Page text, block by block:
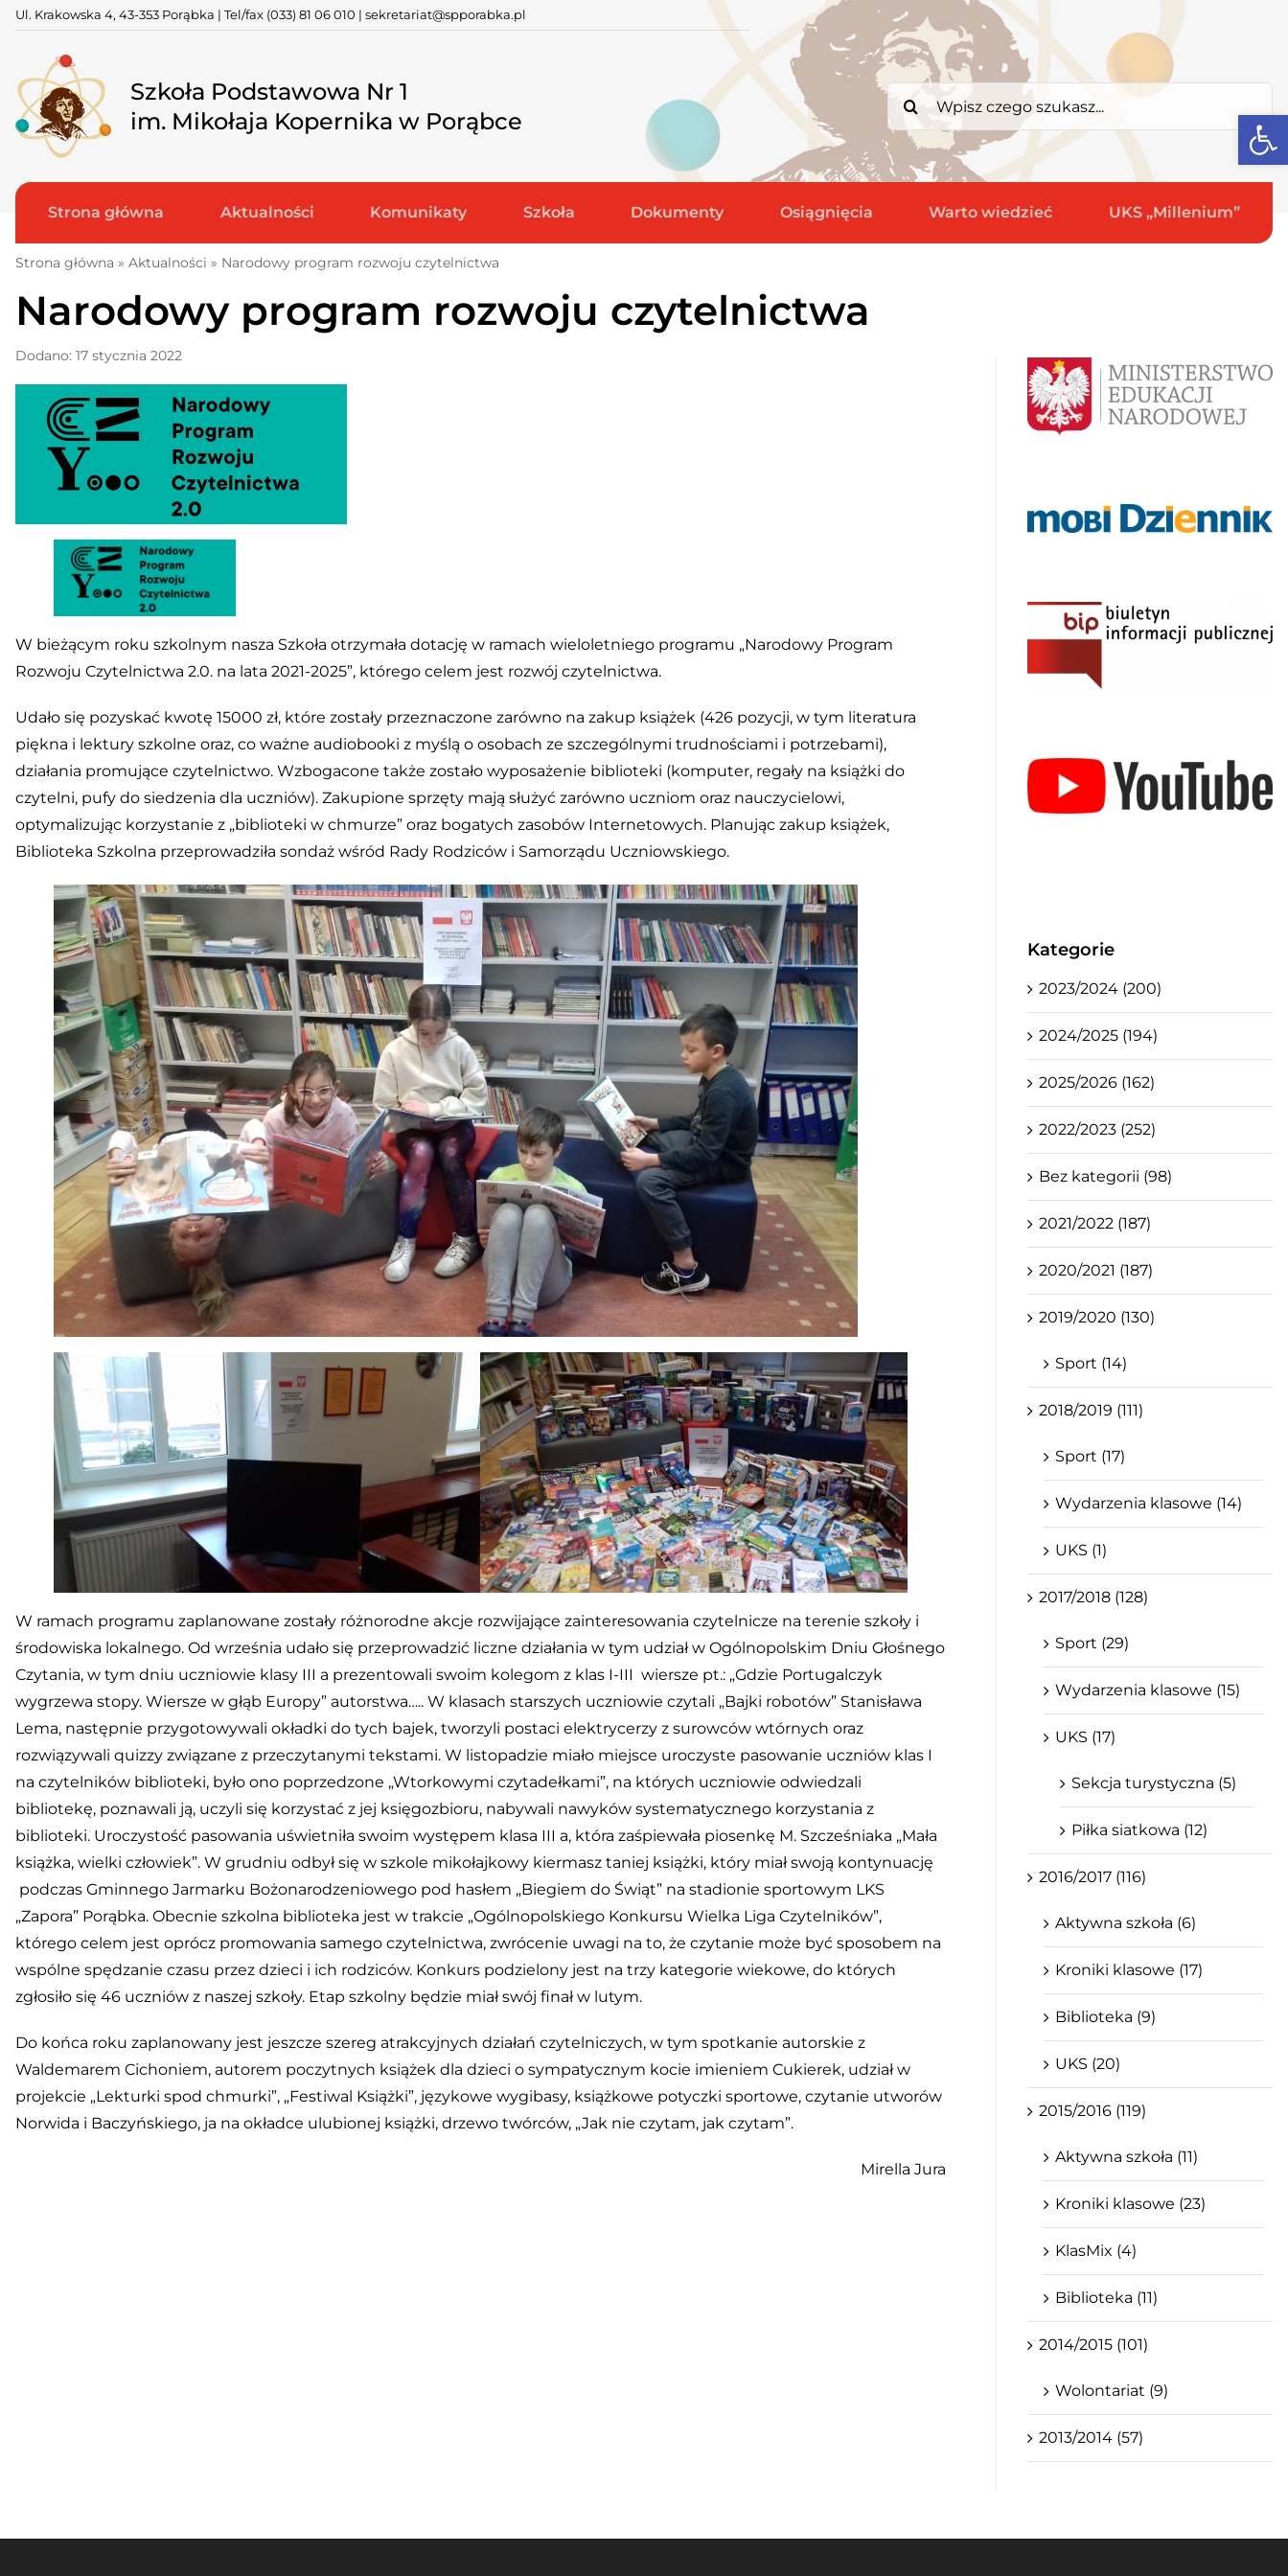
Skip
content
Ul. Krakowska 4, 43-353 Porąbka | Tel/fax (033) 81 06 010 | sekretariat@spporabka.pl
Szkoła Podstawowa Nr 1
im. Mikołaja Kopernika w Porąbce
Search
Strona główna Aktualności Komunikaty Szkoła Dokumenty Osiągnięcia Warto wiedzieć UKS „Millenium”
Strona główna » Aktualności » Narodowy program rozwoju czytelnictwa
Narodowy program rozwoju czytelnictwa
Dodano: 17 stycznia 2022
W bieżącym roku szkolnym nasza Szkoła otrzymała dotację w ramach wieloletniego programu „Narodowy Program
Rozwoju Czytelnictwa 2.0. na lata 2021-2025”, którego celem jest rozwój czytelnictwa.
Udało się pozyskać kwotę 15000 zł, które zostały przeznaczone zarówno na zakup książek (426 pozycji, w tym literatura
piękna i lektury szkolne oraz, co ważne audiobooki z myślą o osobach ze szczególnymi trudnościami i potrzebami),
działania promujące czytelnictwo. Wzbogacone także zostało wyposażenie biblioteki (komputer, regały na książki do
czytelni, pufy do siedzenia dla uczniów). Zakupione sprzęty mają służyć zarówno uczniom oraz nauczycielowi,
optymalizując korzystanie z „biblioteki w chmurze” oraz bogatych zasobów Internetowych. Planując zakup książek,
Biblioteka Szkolna przeprowadziła sondaż wśród Rady Rodziców i Samorządu Uczniowskiego.
W ramach programu zaplanowane zostały różnorodne akcje rozwijające zainteresowania czytelnicze na terenie szkoły i
środowiska lokalnego. Od września udało się przeprowadzić liczne działania w tym udział w Ogólnopolskim Dniu Głośnego
Czytania, w tym dniu uczniowie klasy III a prezentowali swoim kolegom z klas I-III wiersze pt.: „Gdzie Portugalczyk
wygrzewa stopy. Wiersze w głąb Europy” autorstwa….. W klasach starszych uczniowie czytali „Bajki robotów” Stanisława
Lema, następnie przygotowywali okładki do tych bajek, tworzyli postaci elektrycerzy z surowców wtórnych oraz
rozwiązywali quizzy związane z przeczytanymi tekstami. W listopadzie miało miejsce uroczyste pasowanie uczniów klas I
na czytelników biblioteki, było ono poprzedzone „Wtorkowymi czytadełkami”, na których uczniowie odwiedzali
bibliotekę, poznawali ją, uczyli się korzystać z jej księgozbioru, nabywali nawyków systematycznego korzystania z
biblioteki. Uroczystość pasowania uświetniła swoim występem klasa III a, która zaśpiewała piosenkę M. Szcześniaka „Mała
książka, wielki człowiek”. W grudniu odbył się w szkole mikołajkowy kiermasz taniej książki, który miał swoją kontynuację
podczas Gminnego Jarmarku Bożonarodzeniowego pod hasłem „Biegiem do Świąt” na stadionie sportowym LKS
„Zapora” Porąbka. Obecnie szkolna biblioteka jest w trakcie „Ogólnopolskiego Konkursu Wielka Liga Czytelników”,
którego celem jest oprócz promowania samego czytelnictwa, zwrócenie uwagi na to, że czytanie może być sposobem na
wspólne spędzanie czasu przez dzieci i ich rodziców. Konkurs podzielony jest na trzy kategorie wiekowe, do których
zgłosiło się 46 uczniów z naszej szkoły. Etap szkolny będzie miał swój finał w lutym.
Do końca roku zaplanowany jest jeszcze szereg atrakcyjnych działań czytelniczych, w tym spotkanie autorskie z
Waldemarem Cichoniem, autorem poczytnych książek dla dzieci o sympatycznym kocie imieniem Cukierek, udział w
projekcie „Lekturki spod chmurki”, „Festiwal Książki”, językowe wygibasy, książkowe potyczki sportowe, czytanie utworów
Norwida i Baczyńskiego, ja na okładce ulubionej książki, drzewo twórców, „Jak nie czytam, jak czytam”.
Mirella Jura
Kategorie
2023/2024 (200)
2024/2025 (194)
2025/2026 (162)
2022/2023 (252)
Bez kategorii (98)
2021/2022 (187)
2020/2021 (187)
2019/2020 (130)
Sport (14)
2018/2019 (111)
Sport (17)
Wydarzenia klasowe (14)
UKS (1)
2017/2018 (128)
Sport (29)
Wydarzenia klasowe (15)
UKS (17)
Sekcja turystyczna (5)
Piłka siatkowa (12)
2016/2017 (116)
Aktywna szkoła (6)
Kroniki klasowe (17)
Biblioteka (9)
UKS (20)
2015/2016 (119)
Aktywna szkoła (11)
Kroniki klasowe (23)
KlasMix (4)
Biblioteka (11)
2014/2015 (101)
Wolontariat (9)
2013/2014 (57)